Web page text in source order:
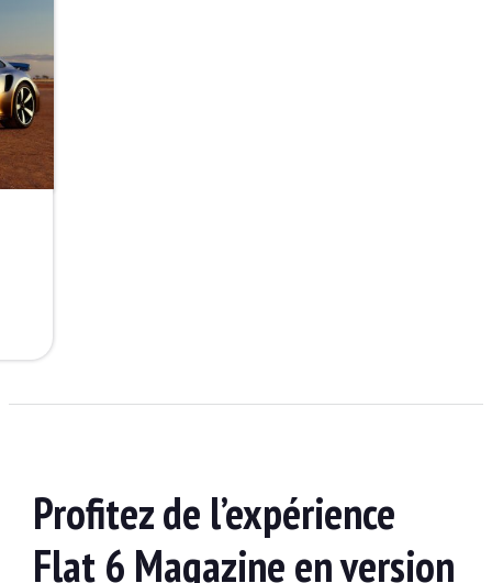
Profitez de l’expérience
Flat 6 Magazine en version